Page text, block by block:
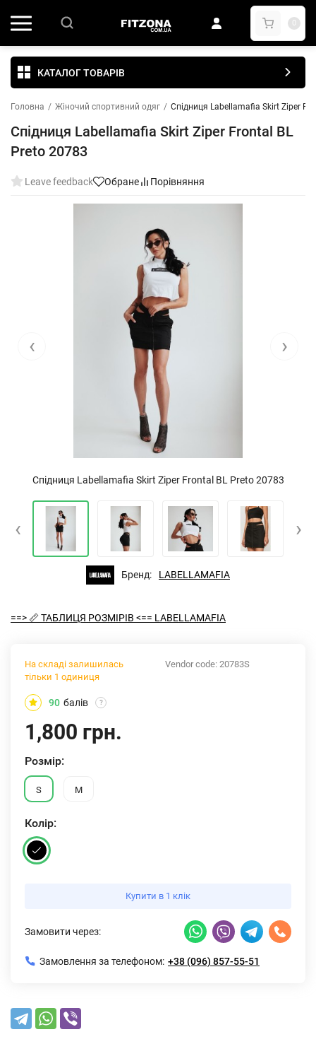
0
КАТАЛОГ ТОВАРІВ
Головна / Жіночий спортивний одяг / Спідниця Labellamafia Skirt Ziper
Спідниця Labellamafia Skirt Ziper Frontal BL
Preto 20783
Leave feedback Обране Порівняння
Спідниця Labellamafia Skirt Ziper Frontal BL Preto 20783
‹ ›
‹ ›
Бренд: LABELLAMAFIA
==> 📏 ТАБЛИЦЯ РОЗМІРІВ <== LABELLAMAFIA
Vendor code: 20783S
На складі залишилась
тільки 1 одиниця
90 балів ?
1,800 грн.
Розмiр:
S M
Колiр:
Купити в 1 клік
Замовити через:
Замовлення за телефоном: +38 (096) 857-55-51